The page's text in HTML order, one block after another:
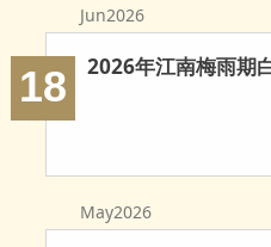
Jun2026
18
May2026